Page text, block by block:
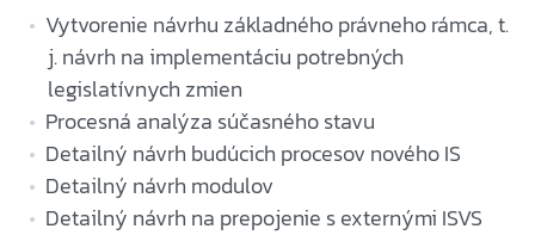
Vytvorenie návrhu základného právneho rámca, t.
j. návrh na implementáciu potrebných
legislatívnych zmien
Procesná analýza súčasného stavu
Detailný návrh budúcich procesov nového IS
Detailný návrh modulov
Detailný návrh na prepojenie s externými ISVS